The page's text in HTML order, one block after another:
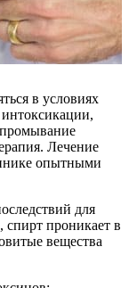
в условиях
интоксикации,
Лечение
опытными
для
проникает в
вещества